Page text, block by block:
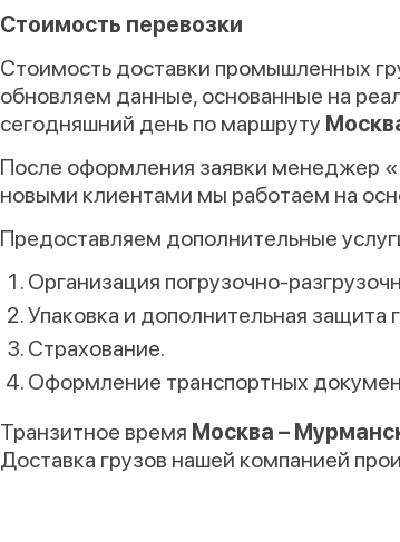
Стоимость перевозки
Стоимость доставки промышленных
обновляем данные, основанные на
сегодняшний день по маршруту
После оформления заявки менеджер
новыми клиентами мы работаем на
Предоставляем дополнительные
Организация погрузочно-
Упаковка и дополнительная защита
Страхование.
Оформление транспортных
Транзитное время Москва –
Доставка грузов нашей компанией